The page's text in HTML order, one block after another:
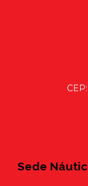
Sede